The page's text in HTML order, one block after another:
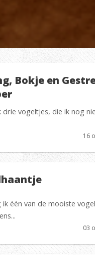
Bokje en
drie vogeltjes, die ik nog
16
ik één van de mooiste
03